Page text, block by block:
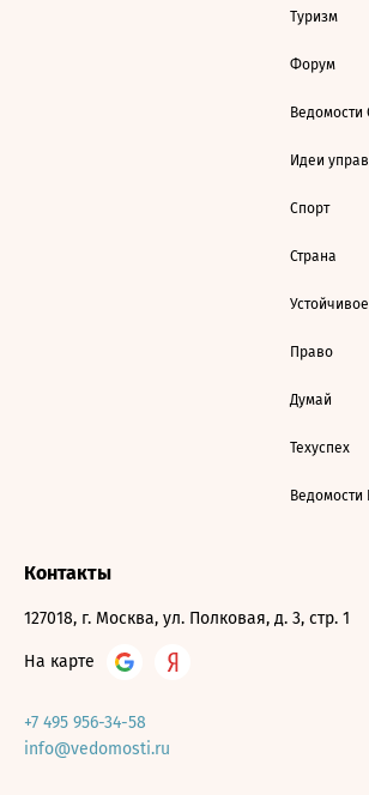
Туризм
Форум
Ведомости
Идеи
Спорт
Страна
Право
Думай
Техуспех
Ведомости
Контакты
127018, г. Москва, ул. Полковая, д. 3, стр. 1
На карте
+7 495 956-34-58
info@vedomosti.ru